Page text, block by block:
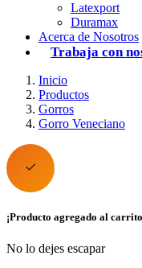
Latexport
Duramax
Acerca de Nosotros
Trabaja con
Inicio
Productos
Gorros
Gorro Veneciano
¡Producto agregado al
No lo dejes escapar